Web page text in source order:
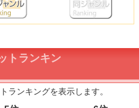
トランキン
ランキングを表示します。